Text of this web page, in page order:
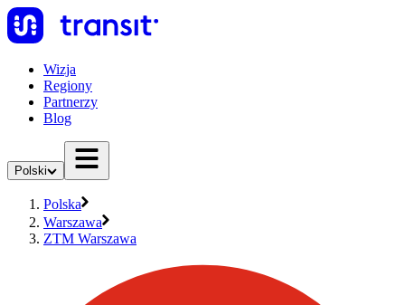
Wizja
Regiony
Partnerzy
Blog
Polski
Polska
Warszawa
ZTM Warszawa